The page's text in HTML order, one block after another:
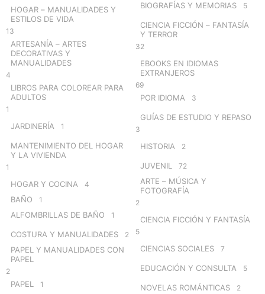
HOGAR – MANUALIDADES Y
ESTILOS DE VIDA
13
ARTESANÍA – ARTES
DECORATIVAS Y
MANUALIDADES
4
LIBROS PARA COLOREAR PARA
ADULTOS
1
JARDINERÍA 1
MANTENIMIENTO DEL HOGAR
Y LA VIVIENDA
1
HOGAR Y COCINA 4
BAÑO 1
ALFOMBRILLAS DE BAÑO 1
COSTURA Y MANUALIDADES 2
PAPEL Y MANUALIDADES CON
PAPEL
2
PAPEL 1
BIOGRAFÍAS Y MEMORIAS 5
CIENCIA FICCIÓN – FANTASÍA
Y TERROR
32
EBOOKS EN IDIOMAS
EXTRANJEROS
69
POR IDIOMA 3
GUÍAS DE ESTUDIO Y REPASO
3
HISTORIA 2
JUVENIL 72
ARTE – MÚSICA Y
FOTOGRAFÍA
2
CIENCIA FICCIÓN Y FANTASÍA
5
CIENCIAS SOCIALES 7
EDUCACIÓN Y CONSULTA 5
NOVELAS ROMÁNTICAS 2